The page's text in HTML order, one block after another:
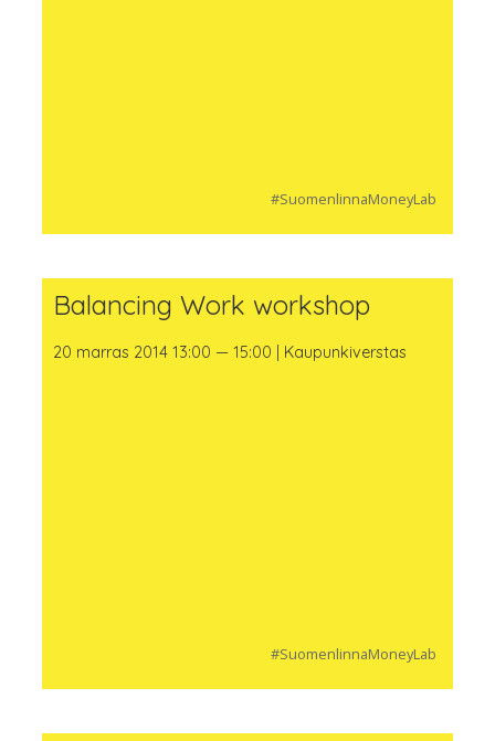
#SuomenlinnaMoneyLab
Balancing Work workshop
20 marras 2014 13:00 — 15:00 | Kaupunkiverstas
#SuomenlinnaMoneyLab